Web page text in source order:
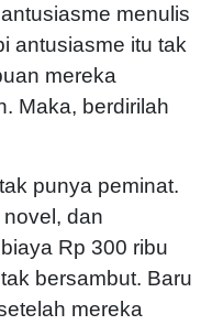
menulis
antusiasme itu tak
mereka
Maka, berdirilah
punya peminat.
dan
Rp 300 ribu
bersambut. Baru
mereka